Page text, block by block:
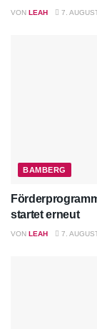
VON LEAH 7.
BAMBERG
startet erneut
VON LEAH 7.